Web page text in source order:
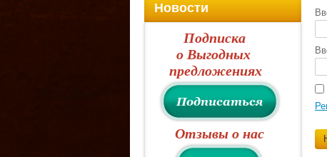
Новости
Подписка
о Выгодных
предложениях
Отзывы о нас